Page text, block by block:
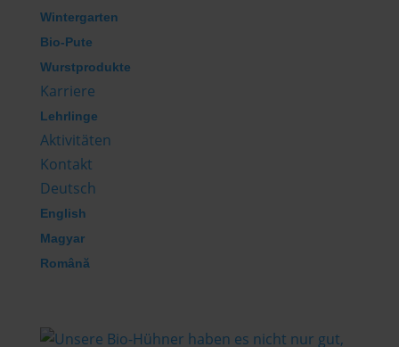
Wintergarten
Bio-Pute
Wurstprodukte
Karriere
Lehrlinge
Aktivitäten
Kontakt
Deutsch
English
Magyar
Română